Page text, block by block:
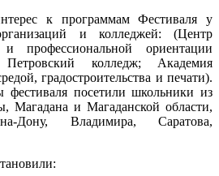
к программам Фестиваля у
и колледжей: (Центр
и профессиональной ориентации
колледж; Академия
градостроительства и печати).
посетили школьники из
Магадана и Магаданской области,
на-Дону, Владимира, Саратова,